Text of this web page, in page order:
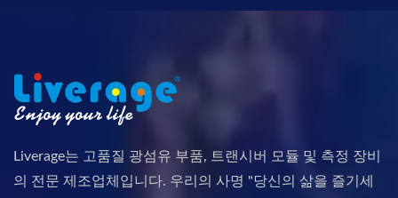
Liverage는 고품질 광섬유 부품, 트랜시버 모듈 및 측정 장비
의 전문 제조업체입니다. 우리의 사명 "당신의 삶을 즐기세